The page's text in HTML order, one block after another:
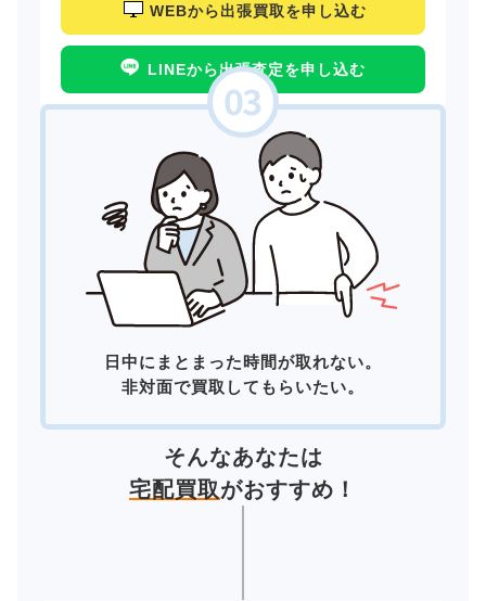
WEBから出張買取を申し込む
LINEから出張査定を申し込む
日中にまとまった時間が取れない。
非対面で買取してもらいたい。
そんなあなたは
宅配買取がおすすめ！